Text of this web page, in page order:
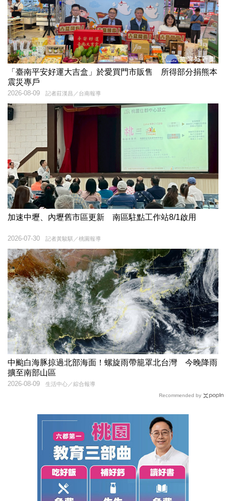
「臺南平安好運大吉盒」於愛買門市販售 所得部分捐熊本
震災專戶
記者莊漢昌／台南報導
2026-08-09
加速中壢、內壢舊市區更新 南區駐點工作站8/1啟用
記者黃駿騏／桃園報導
2026-07-30
中颱白海豚掠過北部海面！螺旋雨帶籠罩北台灣 今晚降雨
擴至南部山區
生活中心／綜合報導
2026-08-09
Recommended by